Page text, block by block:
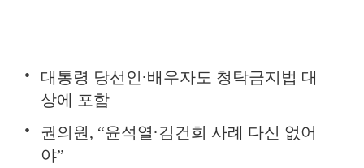
대통령 당선인·배우자도 청탁금지법 대
상에 포함
권의원, “윤석열·김건희 사례 다신 없어
야”